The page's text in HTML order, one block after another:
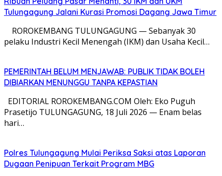
Tulungagung Jalani Kurasi Promosi Dagang Jawa Timur
​ ROROKEMBANG TULUNGAGUNG — Sebanyak 30
pelaku Industri Kecil Menengah (IKM) dan Usaha Kecil…
PEMERINTAH BELUM MENJAWAB: PUBLIK TIDAK BOLEH
DIBIARKAN MENUNGGU TANPA KEPASTIAN
EDITORIAL ROROKEMBANG.COM Oleh: Eko Puguh
Prasetijo TULUNGAGUNG, 18 Juli 2026 — Enam belas
hari…
Polres Tulungagung Mulai Periksa Saksi atas Laporan
Dugaan Penipuan Terkait Program MBG